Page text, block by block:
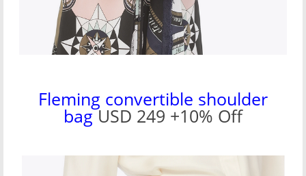
Fleming convertible shoulder
bagUSD 249 +10% Off